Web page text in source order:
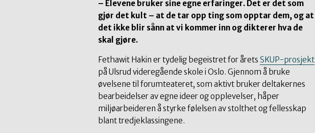
– Elevene bruker sine egne erfaringer. Det er det som
gjør det kult – at de tar opp ting som opptar dem, og at
det ikke blir sånn at vi kommer inn og dikterer hva de
skal gjøre.
Fethawit Hakin er tydelig begeistret for årets SKUP-prosjekt
på Ulsrud videregående skole i Oslo. Gjennom å bruke
øvelsene til forumteateret, som aktivt bruker deltakernes
bearbeidelser av egne ideer og opplevelser, håper
miljøarbeideren å styrke følelsen av stolthet og fellesskap
blant tredjeklassingene.